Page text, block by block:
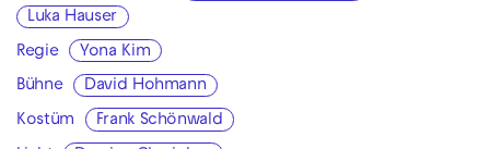
Luka Hauser
Regie Yona Kim
Bühne David Hohmann
Kostüm Frank Schönwald